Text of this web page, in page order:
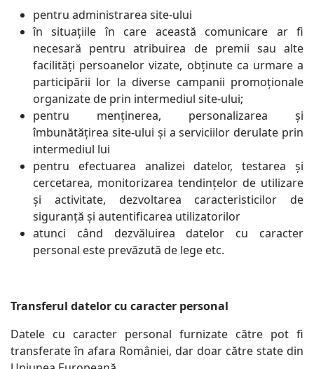
pentru administrarea site-ului
în situațiile în care această comunicare ar fi
necesară pentru atribuirea de premii sau alte
facilități persoanelor vizate, obținute ca urmare a
participării lor la diverse campanii promoționale
organizate de prin intermediul site-ului;
pentru menținerea, personalizarea și
îmbunătățirea site-ului și a serviciilor derulate prin
intermediul lui
pentru efectuarea analizei datelor, testarea și
cercetarea, monitorizarea tendințelor de utilizare
și activitate, dezvoltarea caracteristicilor de
siguranță și autentificarea utilizatorilor
atunci când dezvăluirea datelor cu caracter
personal este prevăzută de lege etc.
Transferul datelor cu caracter personal
Datele cu caracter personal furnizate către pot fi
transferate în afara României, dar doar către state din